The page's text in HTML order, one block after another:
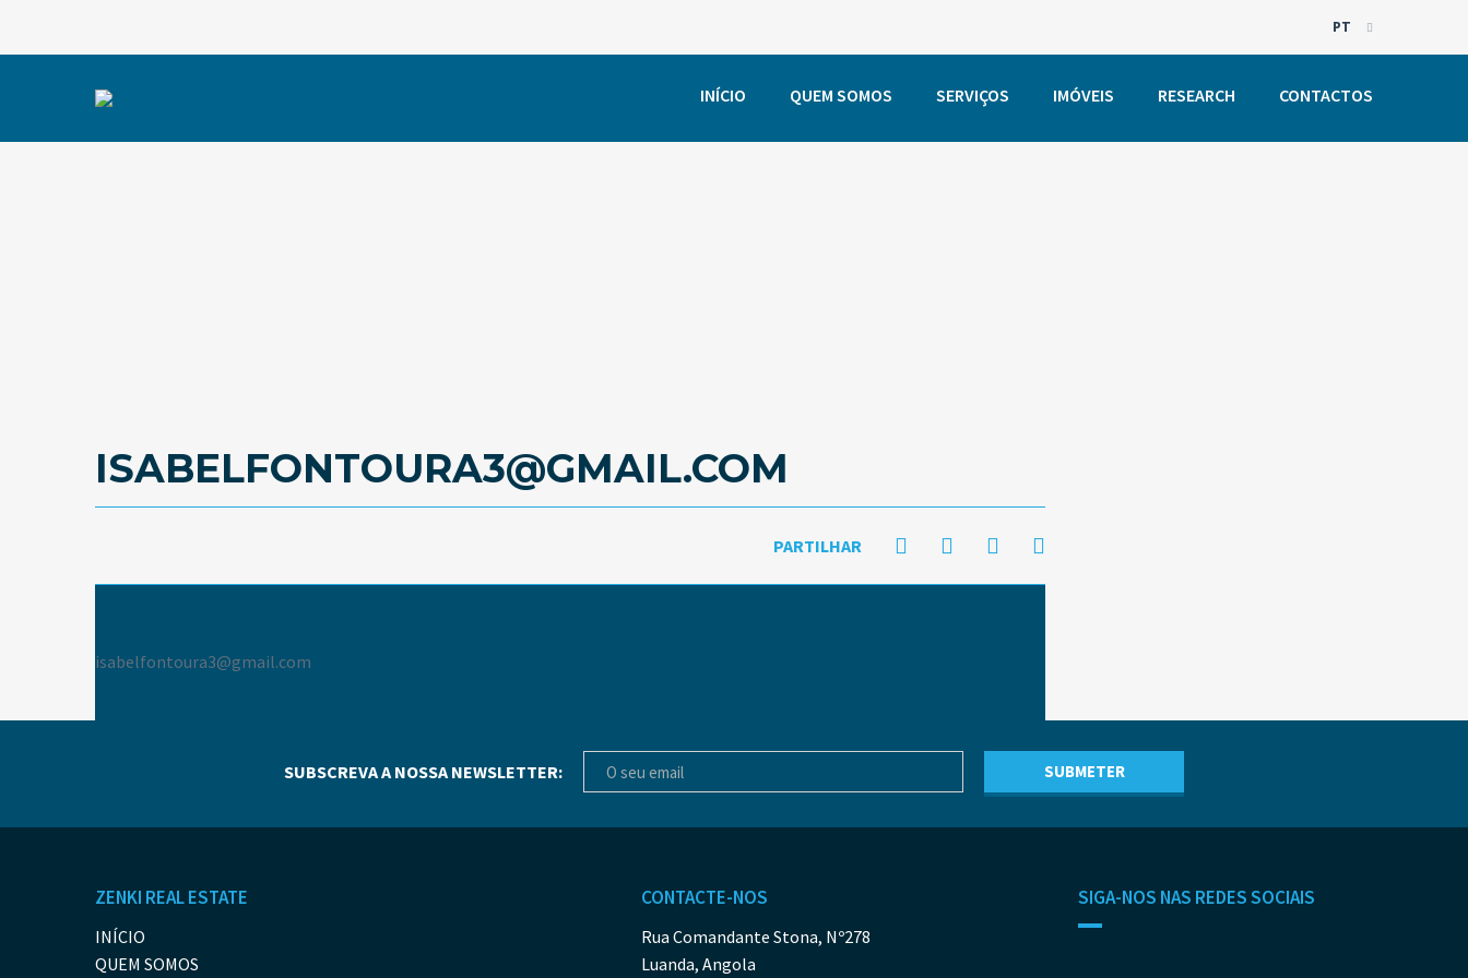
PT
PT
INÍCIO QUEM SOMOS SERVIÇOS IMÓVEIS RESEARCH CONTACTOS
ISABELFONTOURA3@GMAIL.COM
PARTILHAR
isabelfontoura3@gmail.com
SUBSCREVA A NOSSA NEWSLETTER:
ZENKI REAL ESTATE
INÍCIO
QUEM SOMOS
CONTACTE-NOS
Rua Comandante Stona, Nº278
Luanda, Angola
SIGA-NOS NAS REDES SOCIAIS